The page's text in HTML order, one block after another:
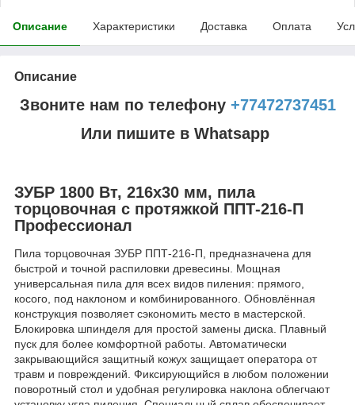
Описание Характеристики Доставка Оплата
Описание
Звоните нам по телефону +77472737451
Или пишите в Whatsapp
ЗУБР 1800 Вт, 216х30 мм, пила
торцовочная с протяжкой ППТ-216-П
Профессионал
Пила торцовочная ЗУБР ППТ-216-П, предназначена для
быстрой и точной распиловки древесины. Мощная
универсальная пила для всех видов пиления: прямого,
косого, под наклоном и комбинированного. Обновлённая
конструкция позволяет сэкономить место в мастерской.
Блокировка шпинделя для простой замены диска. Плавный
пуск для более комфортной работы. Автоматически
закрывающийся защитный кожух защищает оператора от
травм и повреждений. Фиксирующийся в любом положении
поворотный стол и удобная регулировка наклона облегчают